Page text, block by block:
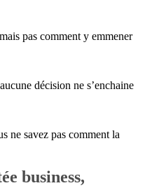
pas comment y emmener
décision ne s’enchaine
ne savez pas comment la
business,